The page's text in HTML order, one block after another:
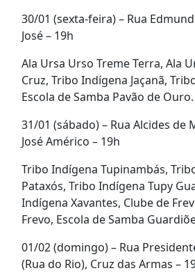
30/01 (sexta-feira) – Rua
José – 19h
Ala Ursa Urso Treme Terra, Ala
Cruz, Tribo Indígena Jaçanã,
Escola de Samba Pavão de Ouro.
31/01 (sábado) – Rua Alcides de
José Américo – 19h
Tribo Indígena Tupinambás,
Pataxós, Tribo Indígena Tupy
Indígena Xavantes, Clube de
Frevo, Escola de Samba
01/02 (domingo) – Rua
(Rua do Rio), Cruz das Armas –